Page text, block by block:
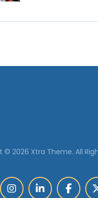
© 2026 Xtra Theme. All